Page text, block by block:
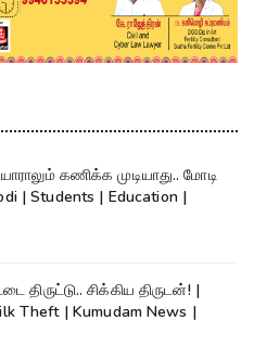
கணிக்க முடியாது.. மோடி
திருட்டு.. சிக்கிய திருடன்! |
Theft | Kumudam News |